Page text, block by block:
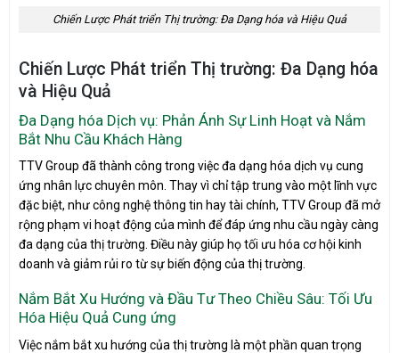
Chiến Lược Phát triển Thị trường: Đa Dạng hóa và Hiệu Quả
Chiến Lược Phát triển Thị trường: Đa Dạng hóa
và Hiệu Quả
Đa Dạng hóa Dịch vụ: Phản Ánh Sự Linh Hoạt và Nắm
Bắt Nhu Cầu Khách Hàng
TTV Group đã thành công trong việc đa dạng hóa dịch vụ cung
ứng nhân lực chuyên môn. Thay vì chỉ tập trung vào một lĩnh vực
đặc biệt, như công nghệ thông tin hay tài chính, TTV Group đã mở
rộng phạm vi hoạt động của mình để đáp ứng nhu cầu ngày càng
đa dạng của thị trường. Điều này giúp họ tối ưu hóa cơ hội kinh
doanh và giảm rủi ro từ sự biến động của thị trường.
Nắm Bắt Xu Hướng và Đầu Tư Theo Chiều Sâu: Tối Ưu
Hóa Hiệu Quả Cung ứng
Việc nắm bắt xu hướng của thị trường là một phần quan trọng